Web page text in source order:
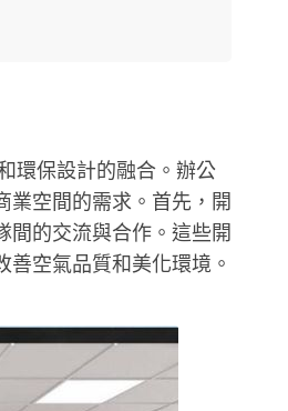
環保設計的融合。辦公
業空間的需求。首先，開
間的交流與合作。這些開
空氣品質和美化環境。